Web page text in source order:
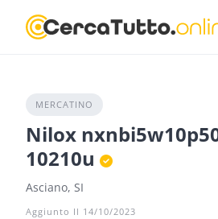
MERCATINO
Nilox
10210u
Asciano, SI
Aggiunto Il 14/10/2023